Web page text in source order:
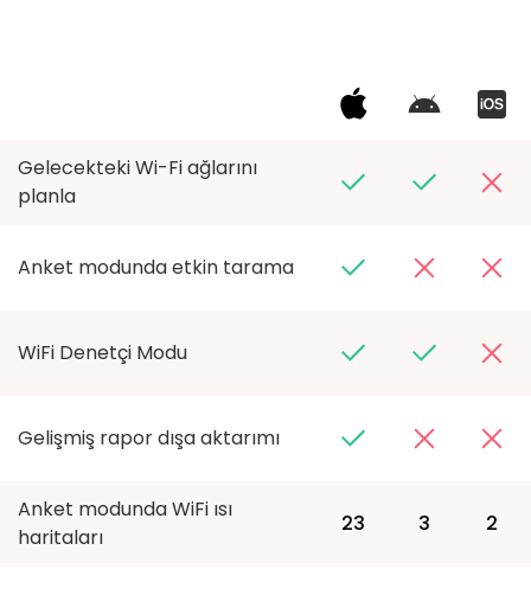
Gelecekteki Wi-Fi ağlarını
planla
Anket modunda etkin tarama
WiFi Denetçi Modu
Gelişmiş rapor dışa aktarımı
Anket modunda WiFi ısı
haritaları
23 3 2